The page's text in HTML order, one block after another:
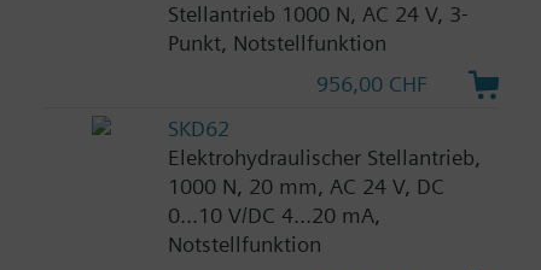
Stellantrieb 1000 N, AC 24 V, 3-
Punkt, Notstellfunktion
956,00 CHF
SKD62
Elektrohydraulischer Stellantrieb,
1000 N, 20 mm, AC 24 V, DC
0...10 V/DC 4...20 mA,
Notstellfunktion